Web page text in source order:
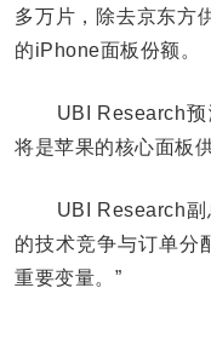
多万片，除去京东方
的iPhone面板份额。
UBI Research预
将是苹果的核心面板
UBI Research副
的技术竞争与订单分
重要变量。”